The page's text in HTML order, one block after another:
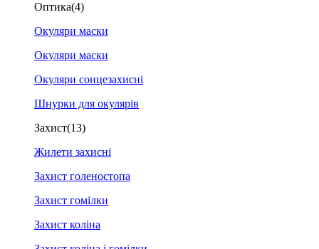
Оптика(4)
Окуляри маски
Окуляри маски
Окуляри сонцезахисні
Шнурки для окулярів
Захист(13)
Жилети захисні
Захист голеностопа
Захист гомілки
Захист коліна